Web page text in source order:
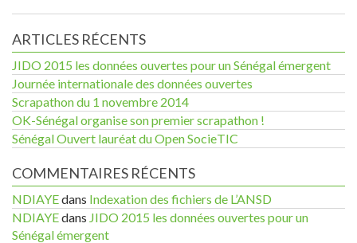
ARTICLES RÉCENTS
JIDO 2015 les données ouvertes pour un Sénégal émergent
Journée internationale des données ouvertes
Scrapathon du 1 novembre 2014
OK-Sénégal organise son premier scrapathon !
Sénégal Ouvert lauréat du Open SocieTIC
COMMENTAIRES RÉCENTS
NDIAYEdans Indexation des fichiers de L’ANSD
NDIAYEdans JIDO 2015 les données ouvertes pour un
Sénégal émergent